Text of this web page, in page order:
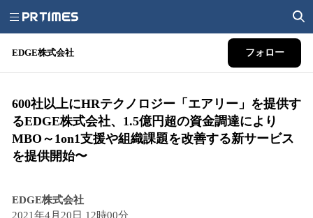
EDGE株式会社 フォロー
600社以上にHRテクノロジー「エアリー」を提供す
るEDGE株式会社、1.5億円超の資金調達により
MBO～1on1支援や組織課題を改善する新サービス
を提供開始〜
EDGE株式会社
2021年4月20日 12時00分